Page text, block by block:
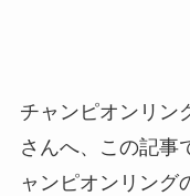
チャンピオンリン
さんへ、この記事
ャンピオンリング